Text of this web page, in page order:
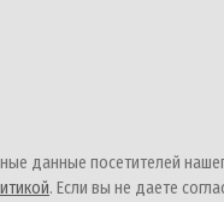
данные посетителей
. Если вы не даете